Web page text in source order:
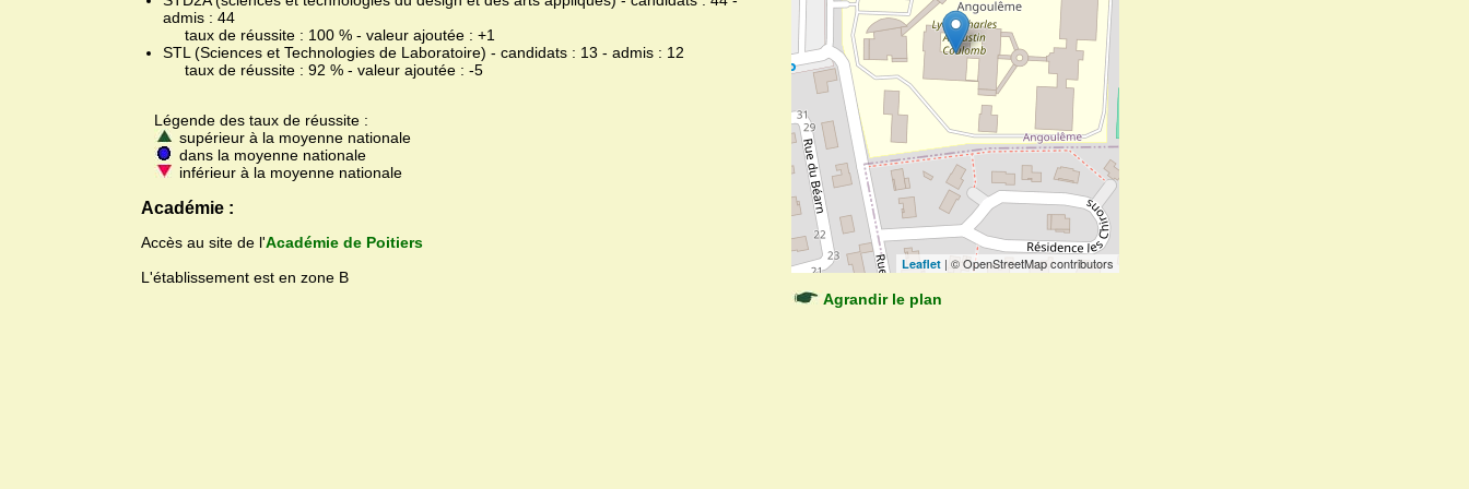
admis : 44
taux de réussite : 100 % - valeur ajoutée : +1
STL (Sciences et Technologies de Laboratoire) - candidats : 13 - admis : 12
taux de réussite : 92 % - valeur ajoutée : -5
Légende des taux de réussite :
supérieur à la moyenne nationale
dans la moyenne nationale
inférieur à la moyenne nationale
Académie :
Accès au site de l'Académie de Poitiers
L'établissement est en zone B
Leaflet | © OpenStreetMap contributors
Agrandir le plan